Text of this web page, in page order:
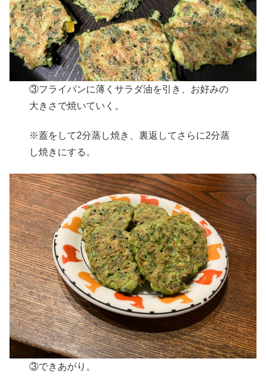
③フライパンに薄くサラダ油を引き、お好みの
大きさで焼いていく。
※蓋をして2分蒸し焼き、裏返してさらに2分蒸
し焼きにする。
③できあがり。